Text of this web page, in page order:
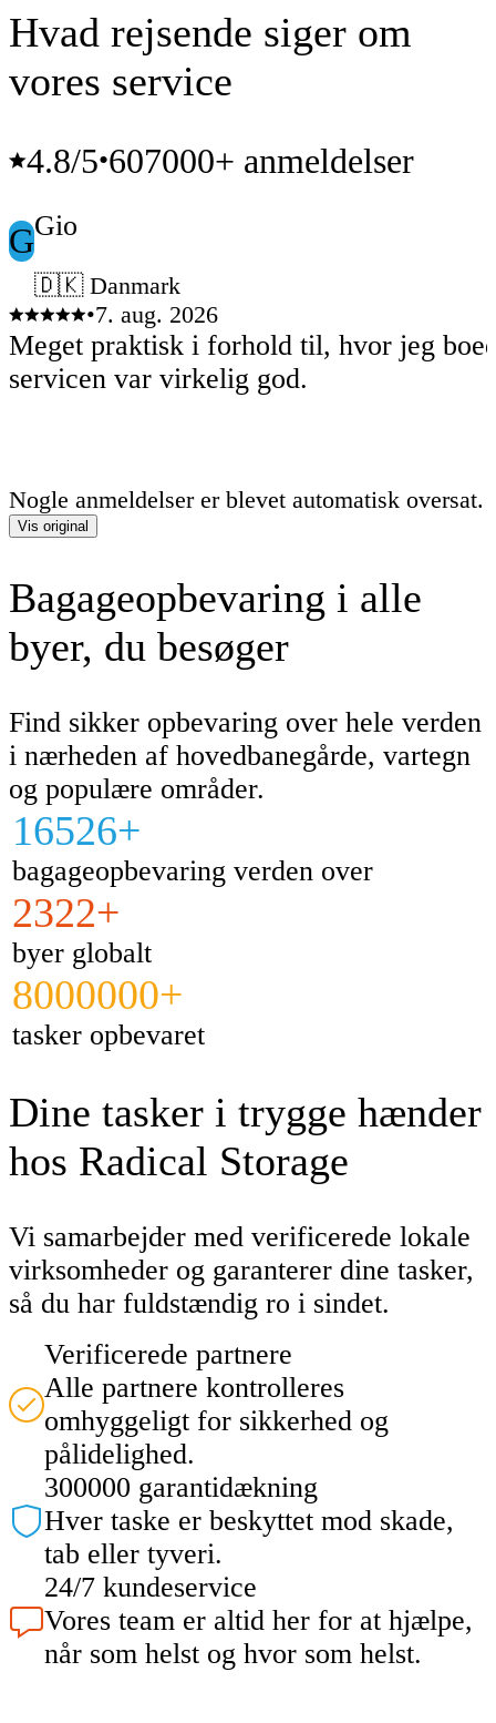
Hvad rejsende siger om
vores service
4.8/5•607000+ anmeldelser
GGio
🇩🇰 Danmark
•7. aug. 2026
Meget praktisk i forhold til, hvor jeg
servicen var virkelig god.
Nogle anmeldelser er blevet automatisk oversat.
Vis original
Bagageopbevaring i alle
byer, du besøger
Find sikker opbevaring over hele verden
i nærheden af hovedbanegårde, vartegn
og populære områder.
16526+
bagageopbevaring verden over
2322+
byer globalt
8000000+
tasker opbevaret
Dine tasker i trygge hænder
hos Radical Storage
Vi samarbejder med verificerede lokale
virksomheder og garanterer dine tasker,
så du har fuldstændig ro i sindet.
Verificerede partnere
Alle partnere kontrolleres
omhyggeligt for sikkerhed og
pålidelighed.
300000 garantidækning
Hver taske er beskyttet mod skade,
tab eller tyveri.
24/7 kundeservice
Vores team er altid her for at hjælpe,
når som helst og hvor som helst.